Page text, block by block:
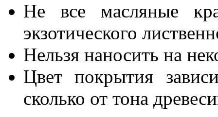
Не все масляные
экзотического
Нельзя наносить на
Цвет покрытия
сколько от тона